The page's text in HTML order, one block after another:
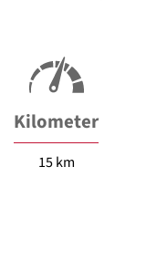
Kilometer
15 km